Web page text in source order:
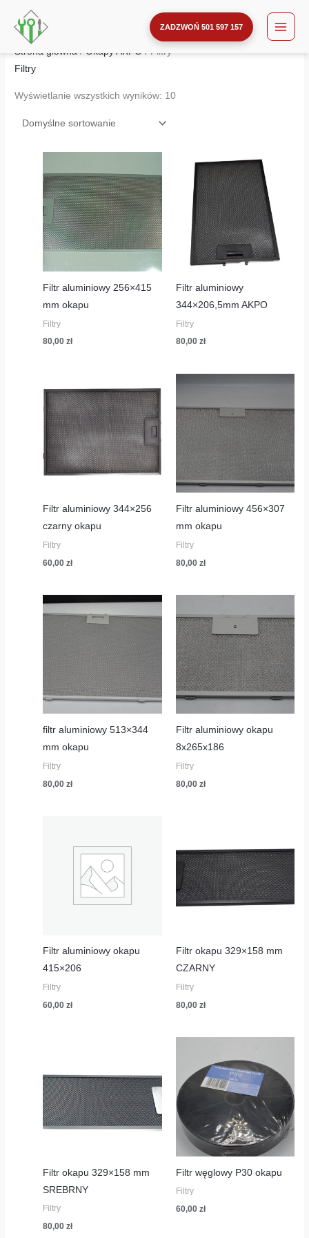
Przejdź
ZADZWOŃ 501 597 157
Strona główna / Okapy AKPO / Filtry
Filtry
Wyświetlanie wszystkich wyników: 10
Filtr aluminiowy 256×415
mm okapu
Filtry
80,00zł
Filtr aluminiowy
344×206,5mm AKPO
Filtry
80,00 zł
Filtr aluminiowy 344×256
czarny okapu
Filtry
60,00zł
Filtr aluminiowy 456×307
mm okapu
Filtry
80,00 zł
filtr aluminiowy 513×344
mm okapu
Filtry
80,00zł
Filtr aluminiowy okapu
8x265x186
Filtry
80,00 zł
Filtr aluminiowy okapu
415×206
Filtry
60,00zł
Filtr okapu 329×158 mm
CZARNY
Filtry
80,00 zł
Filtr okapu 329×158 mm
SREBRNY
Filtry
80,00zł
Filtr węglowy P30 okapu
Filtry
60,00 zł